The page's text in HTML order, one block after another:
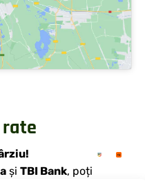
și TBI Bank, poți